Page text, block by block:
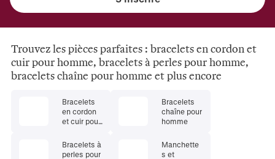
Trouvez les pièces parfaites : bracelets en cordon et
cuir pour homme, bracelets à perles pour homme,
bracelets chaîne pour homme et plus encore
Bracelets
en cordon
et cuir pour
Bracelets à
perles pour
Bracelets
chaîne pour
homme
Manchette
s et